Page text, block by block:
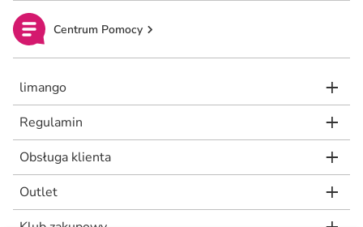
Centrum Pomocy
limango
Regulamin
Obsługa klienta
Outlet